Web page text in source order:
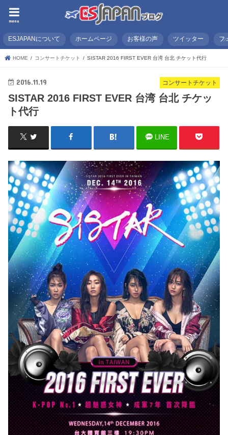
menu
ESJAPANについて ホームページ お客様の声 ツイッター フ
HOME コンサートチケット SISTAR 2016 FIRST EVER 台湾 台北 チケット代行
コンサートチケット
2016.11.19
SISTAR 2016 FIRST EVER 台湾 台北 チケッ
ト代行
LINE